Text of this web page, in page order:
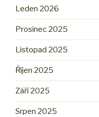
Leden 2026
Prosinec 2025
Listopad 2025
Říjen 2025
Září 2025
Srpen 2025